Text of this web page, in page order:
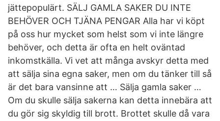
jättepopulärt. SÄLJ GAMLA SAKER DU INTE
BEHÖVER OCH TJÄNA PENGAR Alla har vi köpt
på oss hur mycket som helst som vi inte längre
behöver, och detta är ofta en helt oväntad
inkomstkälla. Vi vet att många avskyr detta med
att sälja sina egna saker, men om du tänker till så
är det bara vansinne att … Sälja gamla saker …
Om du skulle sälja sakerna kan detta innebära att
du gör sig skyldig till brott. Brottet skulle då vara